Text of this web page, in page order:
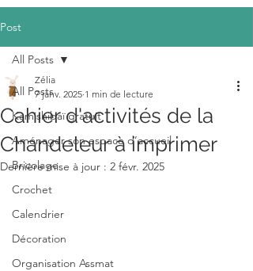
Post
All Posts
Kamishibaï gratuit
Aménager son espace d’accueil
Bricolage
Crochet
Calendrier
Décoration
Organisation Assmat
All Posts
Cahier d'activités de la
Chandeleur à imprimer
Zélia
7 janv. 2025 1 min de lecture
Dernière mise à jour : 2 févr. 2025